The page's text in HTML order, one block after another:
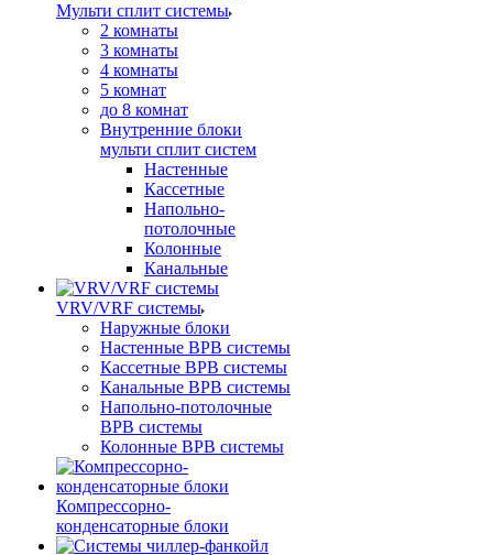
Мульти сплит системы
2 комнаты
3 комнаты
4 комнаты
5 комнат
до 8 комнат
Внутренние блоки
мульти сплит систем
Настенные
Кассетные
Напольно-
потолочные
Колонные
Канальные
VRV/VRF системы
Наружные блоки
Настенные ВРВ системы
Кассетные ВРВ системы
Канальные ВРВ системы
Напольно-потолочные
ВРВ системы
Колонные ВРВ системы
Компрессорно-
конденсаторные блоки